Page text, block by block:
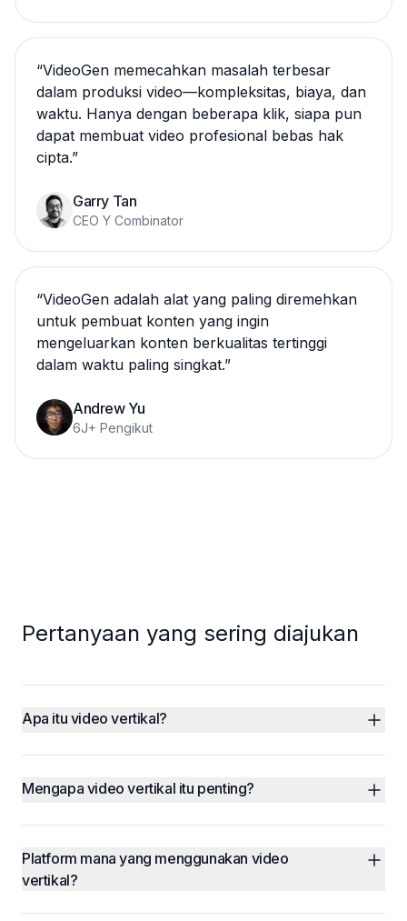
“VideoGen memecahkan masalah terbesar
dalam produksi video—kompleksitas, biaya, dan
waktu. Hanya dengan beberapa klik, siapa pun
dapat membuat video profesional bebas hak
cipta.”
Garry Tan
CEO Y Combinator
“VideoGen adalah alat yang paling diremehkan
untuk pembuat konten yang ingin
mengeluarkan konten berkualitas tertinggi
dalam waktu paling singkat.”
Andrew Yu
6J+ Pengikut
Pertanyaan yang sering diajukan
Apa itu video vertikal?
Mengapa video vertikal itu penting?
Platform mana yang menggunakan video
vertikal?